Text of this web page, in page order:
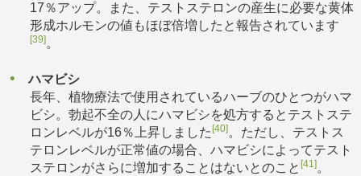
17％アップ。また、テストステロンの産生に必要な黄体
形成ホルモンの値もほぼ倍増したと報告されています
[39] 。
ハマビシ
長年、植物療法で使用されているハーブのひとつがハマ
ビシ。勃起不全の人にハマビシを処方するとテストステ
ロンレベルが16％上昇しました[40] 。ただし、テストス
テロンレベルが正常値の場合、ハマビシによってテスト
ステロンがさらに増加することはないとのこと[41] 。